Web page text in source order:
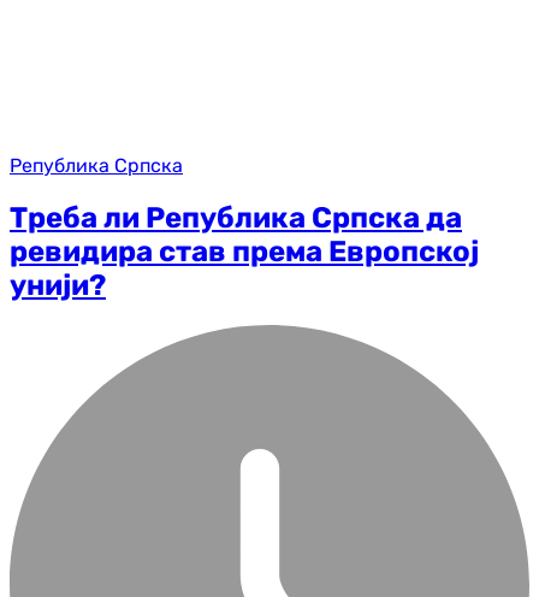
Република Српска
Треба ли Република Српска да
ревидира став према Европској
унији?